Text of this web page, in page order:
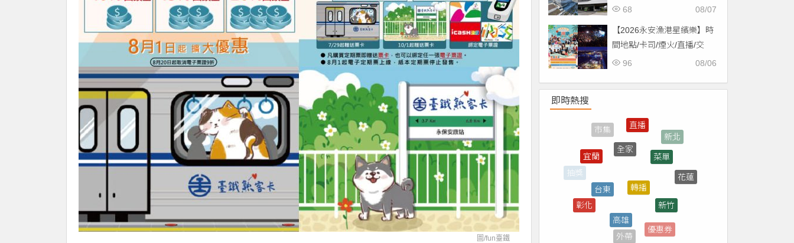
圖/fun臺鐵
交通，啟用免費停車！ 08/07
68
【2026永安漁港星繽樂】時
間地點/卡司/煙火/直播/交
通，免費入場！
08/06
96
即時熱搜
抽獎
全家
菜單
煙火
台北
台東
轉播
優惠券
外帶